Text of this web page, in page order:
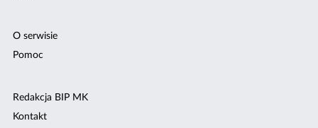
O serwisie
Pomoc
Redakcja BIP MK
Kontakt